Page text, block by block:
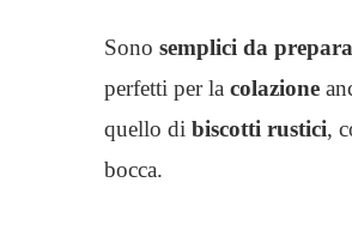
Sono semplici da
perfetti per la colazione
quello di biscotti rustici,
bocca.